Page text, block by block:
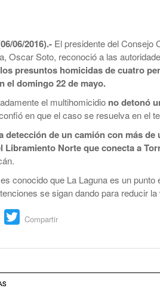
06/2016).- El presidente del Consejo
Oscar Soto, reconoció a las
los presuntos homicidas de cuatro
el domingo 22 de mayo.
el multihomicidio no detonó
en que el caso se resuelva en el
detección de un camión con más de
Libramiento Norte que conecta a
conocido que La Laguna es un
se sigan dando para reducir la
WhatsApp
Twitter
Compartir